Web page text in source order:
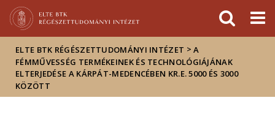
sajtóban
ELTE BTK RÉGÉSZETTUDOMÁNYI INTÉZET >A
FÉMMŰVESSÉG TERMÉKEINEK ÉS TECHNOLÓGIÁJÁNAK
ELTERJEDÉSE A KÁRPÁT-MEDENCÉBEN KR.E. 5000 ÉS 3000
KÖZÖTT